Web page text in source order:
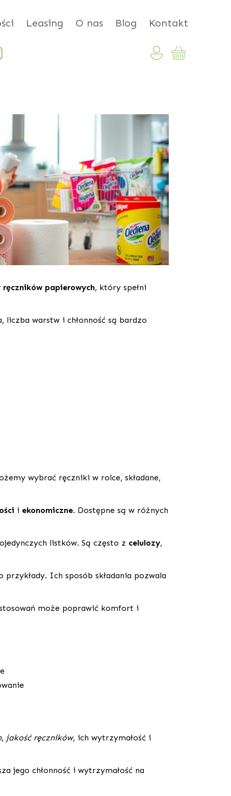
Leasing O nas Blog Kontakt
ręczników papierowych, który spełni
warstw i chłonność są bardzo
wybrać ręczniki w rolce, składane,
i ekonomiczne. Dostępne są w różnych
listków. Są często z celulozy,
Ich sposób składania pozwala
może poprawić komfort i
, jakość ręczników, ich wytrzymałość i
jego chłonność i wytrzymałość na